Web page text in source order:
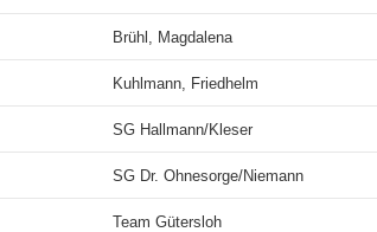
Brühl, Magdalena
Kuhlmann, Friedhelm
SG Hallmann/Kleser
SG Dr. Ohnesorge/Niemann
Team Gütersloh